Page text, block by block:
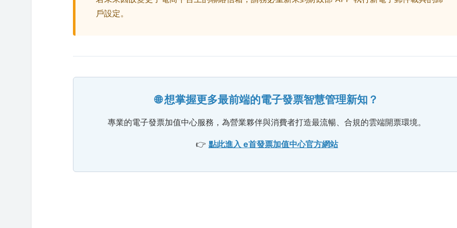
戶設定。
🌐 想掌握更多最前端的電子發票智慧管理新知？
專業的電子發票加值中心服務，為營業夥伴與消費者打造最流暢、合規的雲端開票環境。
👉 點此進入 e首發票加值中心官方網站